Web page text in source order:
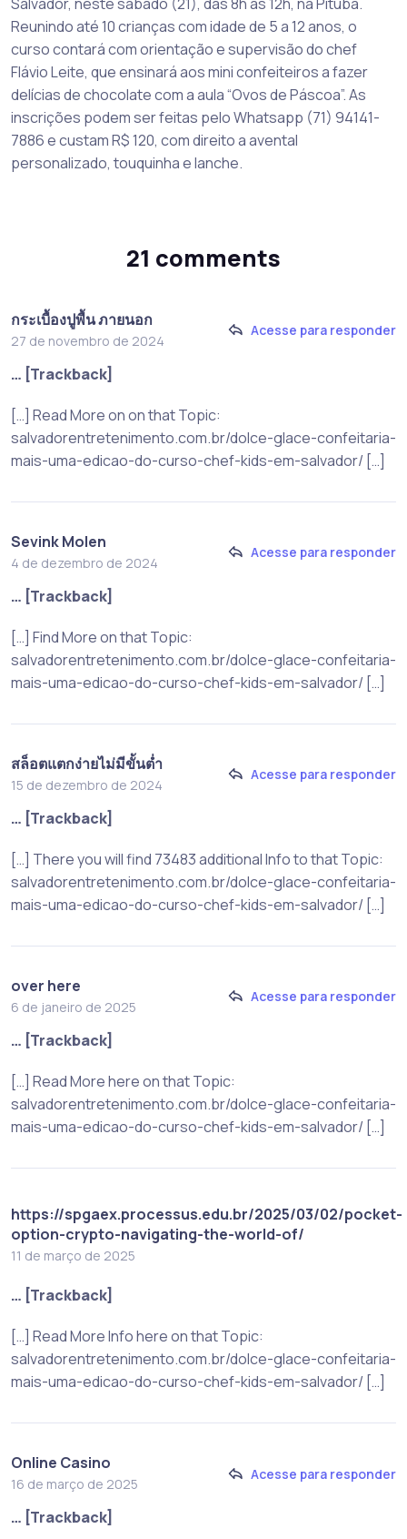
Reunindo até 10 crianças com idade de 5 a 12 anos, o
curso contará com orientação e supervisão do chef
Flávio Leite, que ensinará aos mini confeiteiros a fazer
delícias de chocolate com a aula “Ovos de Páscoa”. As
inscrições podem ser feitas pelo Whatsapp (71) 94141-
7886 e custam R$ 120, com direito a avental
personalizado, touquinha e lanche.
21 comments
กระเบื้องปูพื้น ภายนอก
27 de novembro de 2024
Acesse para responder
… [Trackback]
[…] Read More on on that Topic:
salvadorentretenimento.com.br/dolce-glace-confeitaria-
mais-uma-edicao-do-curso-chef-kids-em-salvador/ […]
Sevink Molen
4 de dezembro de 2024
Acesse para responder
… [Trackback]
[…] Find More on that Topic:
salvadorentretenimento.com.br/dolce-glace-confeitaria-
mais-uma-edicao-do-curso-chef-kids-em-salvador/ […]
สล็อตแตกง่ายไม่มีขั้นต่ำ
15 de dezembro de 2024
Acesse para responder
… [Trackback]
[…] There you will find 73483 additional Info to that Topic:
salvadorentretenimento.com.br/dolce-glace-confeitaria-
mais-uma-edicao-do-curso-chef-kids-em-salvador/ […]
over here
6 de janeiro de 2025
Acesse para responder
… [Trackback]
[…] Read More here on that Topic:
salvadorentretenimento.com.br/dolce-glace-confeitaria-
mais-uma-edicao-do-curso-chef-kids-em-salvador/ […]
https://spgaex.processus.edu.br/2025/03/02/pocket-
option-crypto-navigating-the-world-of/
11 de março de 2025
… [Trackback]
[…] Read More Info here on that Topic:
salvadorentretenimento.com.br/dolce-glace-confeitaria-
mais-uma-edicao-do-curso-chef-kids-em-salvador/ […]
Online Casino
16 de março de 2025
Acesse para responder
… [Trackback]